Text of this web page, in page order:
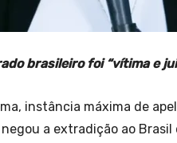
brasileiro foi “vítima e
instância máxima de
a extradição ao